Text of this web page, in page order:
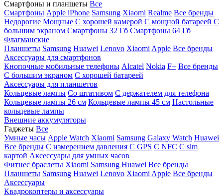
Смартфоны и планшеты Все
Смартфоны Apple iPhone Samsung Xiaomi Realme Все бренды
Недорогие Мощные С хорошей камерой С мощной батареей С
большим экраном Смартфоны 32 Гб Смартфоны 64 Гб
Флагманские
Планшеты Samsung Huawei Lenovo Xiaomi Apple Все бренды
Аксессуары для смартфонов
Кнопочные мобильные телефоны Alcatel Nokia F+ Все бренды
С большим экраном С хорошей батареей
Аксессуары для планшетов
Кольцевые лампы Со штативом C держателем для телефона
Кольцевые лампы 26 см Кольцевые лампы 45 см Настольные
кольцевые лампы
Внешние аккумуляторы
Гаджеты Все
Умные часы Apple Watch Xiaomi Samsung Galaxy Watch Huawei
Все бренды C измерением давления C GPS C NFC C sim
картой Аксессуары для умных часов
Фитнес браслеты Xiaomi Samsung Huawei Все бренды
Планшеты Samsung Huawei Lenovo Xiaomi Apple Все бренды
Аксессуары
Квадрокоптеры и аксессуары